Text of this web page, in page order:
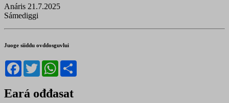
Anáris 21.7.2025
Sámediggi
Juoge siiddu ovddosguvlui
Facebook
TwitterWhatsApp
Eará ođđasat